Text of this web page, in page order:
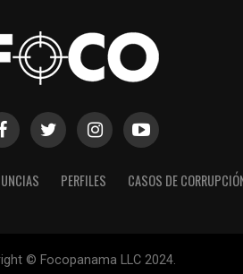
PERFILES CASOS DE
© Focopanama LLC 2024.